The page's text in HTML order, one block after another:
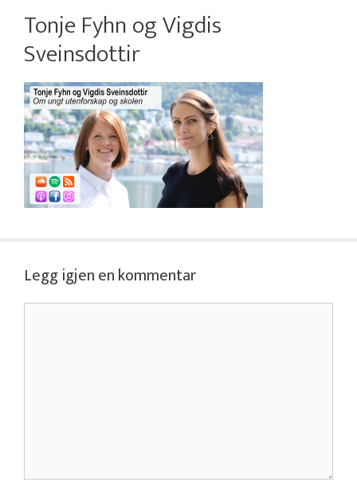
Tonje Fyhn og Vigdis
Sveinsdottir
Legg igjen en kommentar